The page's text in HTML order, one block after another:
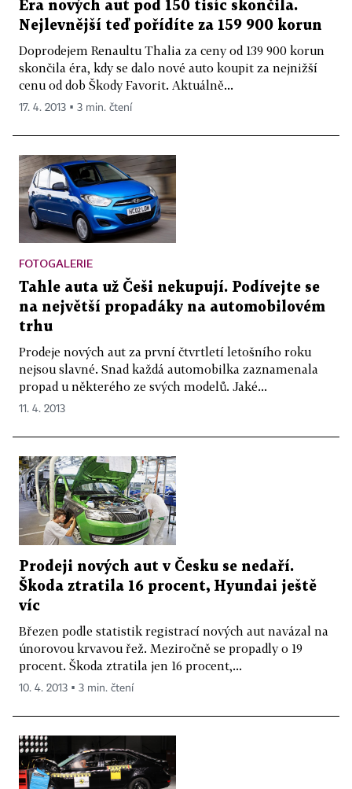
Éra nových aut pod 150 tisíc skončila.
Nejlevnější teď pořídíte za 159 900 korun
Doprodejem Renaultu Thalia za ceny od 139 900 korun
skončila éra, kdy se dalo nové auto koupit za nejnižší
cenu od dob Škody Favorit. Aktuálně...
17. 4. 2013 ▪ 3 min. čtení
FOTOGALERIE
Tahle auta už Češi nekupují. Podívejte se
na největší propadáky na automobilovém
trhu
Prodeje nových aut za první čtvrtletí letošního roku
nejsou slavné. Snad každá automobilka zaznamenala
propad u některého ze svých modelů. Jaké...
11. 4. 2013
Prodeji nových aut v Česku se nedaří.
Škoda ztratila 16 procent, Hyundai ještě
víc
Březen podle statistik registrací nových aut navázal na
únorovou krvavou řež. Meziročně se propadly o 19
procent. Škoda ztratila jen 16 procent,...
10. 4. 2013 ▪ 3 min. čtení